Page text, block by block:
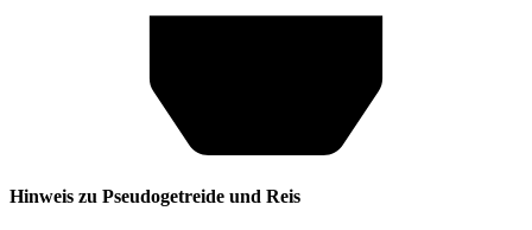
Hinweis zu Pseudogetreide und Reis